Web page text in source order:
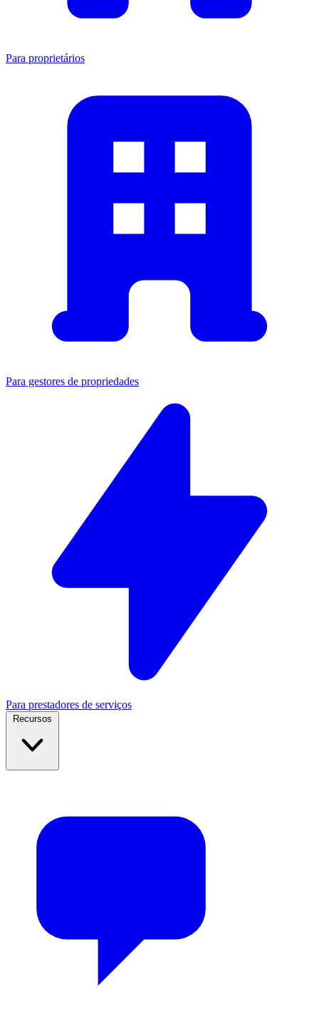
Para proprietários
Para gestores de propriedades
Para prestadores de serviços